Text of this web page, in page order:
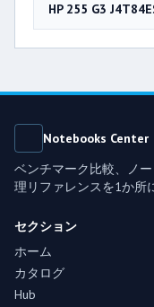
HP 255 G3
Notebooks Center
ベンチマーク比較、ノ
理リファレンスを1か所
セクション
ホーム
カタログ
Hub